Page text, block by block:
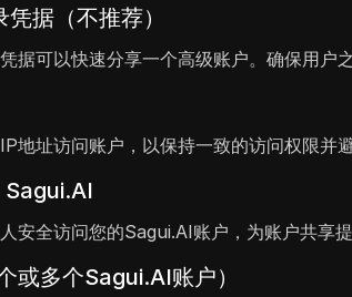
据（不推荐）
据可以快速分享一个高级账户。确保用户
地址访问账户，以保持一致的访问权限并
Sagui.AI
安全访问您的Sagui.AI账户，为账户共享提
或多个Sagui.AI账户）